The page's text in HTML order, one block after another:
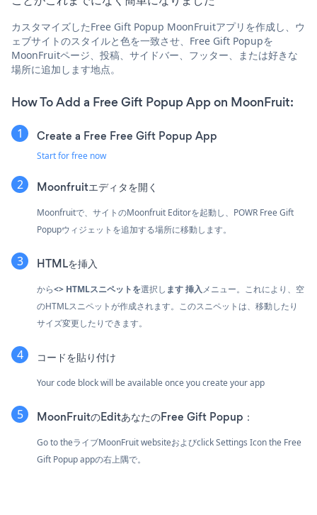
カスタマイズしたFree Gift Popup MoonFruitアプリを作成し、ウ
ェブサイトのスタイルと色を一致させ、Free Gift Popupを
MoonFruitページ、投稿、サイドバー、フッター、または好きな
場所に追加します地点。
How To Add a Free Gift Popup App on MoonFruit:
Create a Free Free Gift Popup App
Start for free now
Moonfruitエディタを開く
Moonfruitで、サイトのMoonfruit Editorを起動し、POWR Free Gift
Popupウィジェットを追加する場所に移動します。
HTMLを挿入
から<> HTMLスニペットを選択し ます挿入メニュー。これにより、空
のHTMLスニペットが作成されます。このスニペットは、移動したり
サイズ変更したりできます。
コードを貼り付け
Your code block will be available once you create your app
MoonFruitのEditあなたのFree Gift Popup：
Go to theライブMoonFruit websiteおよびclick Settings Iconthe Free
Gift Popup appの右上隅で。